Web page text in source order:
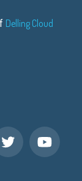
Delling Cloud